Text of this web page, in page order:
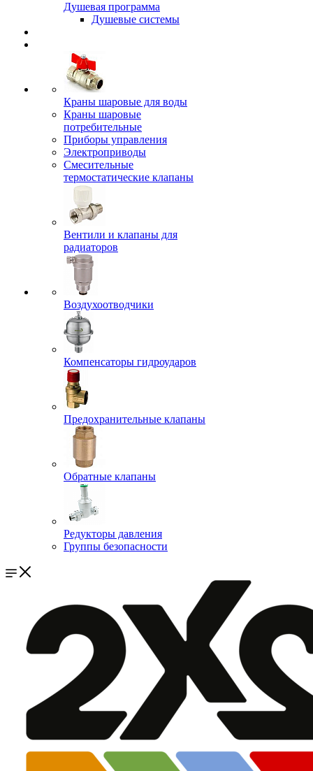
Душевая программа
Душевые системы
Краны шаровые для воды
Краны шаровые
потребительные
Приборы управления
Электроприводы
Смесительные
термостатические клапаны
Вентили и клапаны для
радиаторов
Воздухоотводчики
Компенсаторы гидроударов
Предохранительные клапаны
Обратные клапаны
Редукторы давления
Группы безопасности